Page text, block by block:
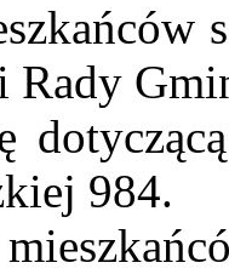
Rady
984.